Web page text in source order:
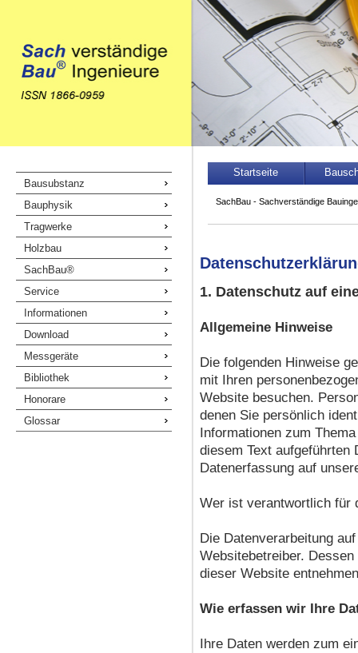
Navigation
überspringen
Startseite
SachBau - Sachverständige
Navigation
überspringen
Bausubstanz
Bauphysik
Tragwerke
Holzbau
SachBau®
Service
Informationen
Download
Messgeräte
Bibliothek
Honorare
Glossar
1. Datenschutz auf
Allgemeine Hinweise
Die folgenden Hinweise
mit Ihren
Website besuchen.
denen Sie persönlich
Informationen zum
diesem Text aufgeführten
Datenerfassung auf
Wer ist verantwortlich für
Die Datenverarbeitung
Websitebetreiber.
dieser Website
Wie erfassen wir Ihre
Ihre Daten werden zum